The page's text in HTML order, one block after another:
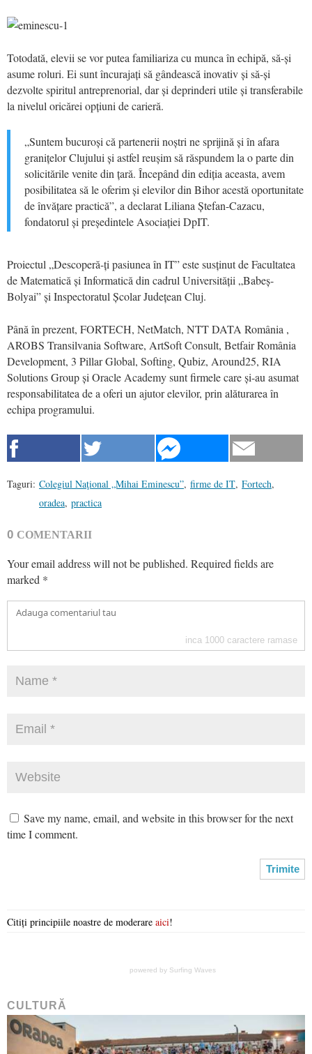
Totodată, elevii se vor putea familiariza cu munca în echipă, să-și
asume roluri. Ei sunt încurajați să gândească inovativ și să-și
dezvolte spiritul antreprenorial, dar și deprinderi utile și transferabile
la nivelul oricărei opțiuni de carieră.
„Suntem bucuroși că partenerii noștri ne sprijină și în afara
granițelor Clujului și astfel reușim să răspundem la o parte din
solicitările venite din țară. Începând din ediția aceasta, avem
posibilitatea să le oferim și elevilor din Bihor acestă oportunitate
de învățare practică”, a declarat Liliana Ștefan-Cazacu,
fondatorul și președintele Asociației DpIT.
Proiectul „Descoperă-ți pasiunea în IT” este susținut de Facultatea
de Matematică și Informatică din cadrul Universității „Babeș-
Bolyai” și Inspectoratul Școlar Județean Cluj.
Până în prezent, FORTECH, NetMatch, NTT DATA România ,
AROBS Transilvania Software, ArtSoft Consult, Betfair România
Development, 3 Pillar Global, Softing, Qubiz, Around25, RIA
Solutions Group și Oracle Academy sunt firmele care și-au asumat
responsabilitatea de a oferi un ajutor elevilor, prin alăturarea în
echipa programului.
Taguri: Colegiul Naţional „Mihai Eminescu”, firme de IT, Fortech,
oradea, practica
0 COMENTARII
Your email address will not be published. Required fields are
marked *
inca 1000 caractere ramase
Save my name, email, and website in this browser for the next
time I comment.
Citiți principiile noastre de moderare aici!
powered by Surfing Waves
CULTURĂ